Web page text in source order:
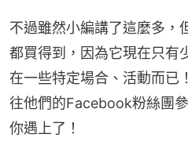
不過雖然小編講了這麼多，
都買得到，因為它現在只有
在一些特定場合、活動而已
往他們的Facebook粉絲團
你遇上了！